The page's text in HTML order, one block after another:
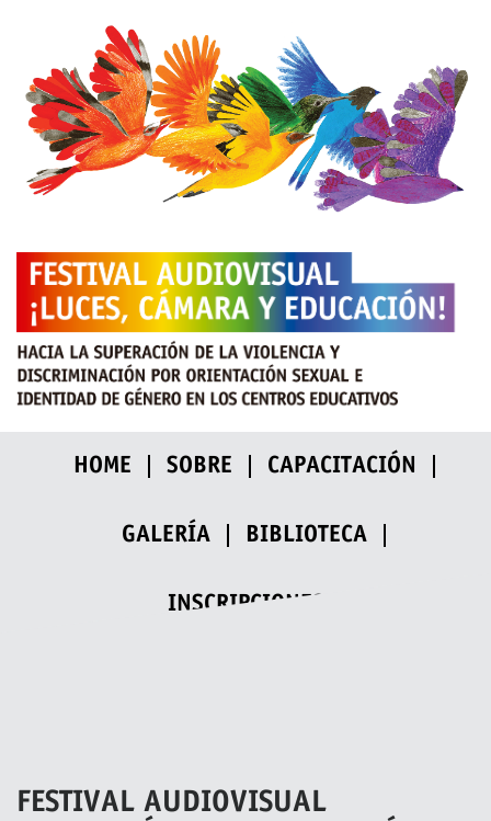
HOME SOBRE CAPACITACIÓN
GALERÍA BIBLIOTECA
INSCRIPCIONES
FESTIVAL AUDIOVISUAL